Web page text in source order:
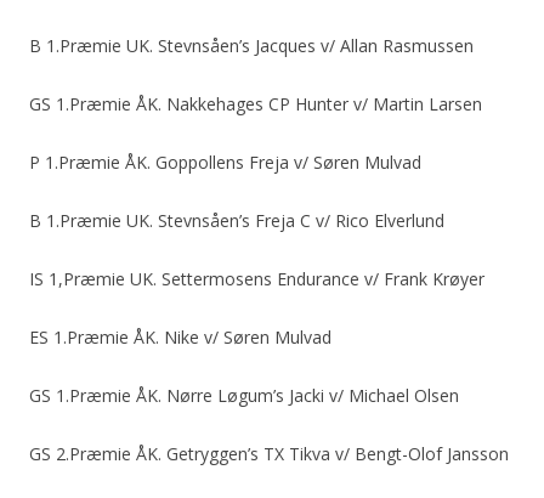
B 1.Præmie UK. Stevnsåen’s Jacques v/ Allan Rasmussen
GS 1.Præmie ÅK. Nakkehages CP Hunter v/ Martin Larsen
P 1.Præmie ÅK. Goppollens Freja v/ Søren Mulvad
B 1.Præmie UK. Stevnsåen’s Freja C v/ Rico Elverlund
IS 1,Præmie UK. Settermosens Endurance v/ Frank Krøyer
ES 1.Præmie ÅK. Nike v/ Søren Mulvad
GS 1.Præmie ÅK. Nørre Løgum’s Jacki v/ Michael Olsen
GS 2.Præmie ÅK. Getryggen’s TX Tikva v/ Bengt-Olof Jansson